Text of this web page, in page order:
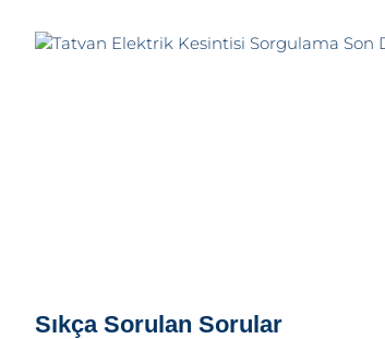
Sıkça Sorulan Sorular